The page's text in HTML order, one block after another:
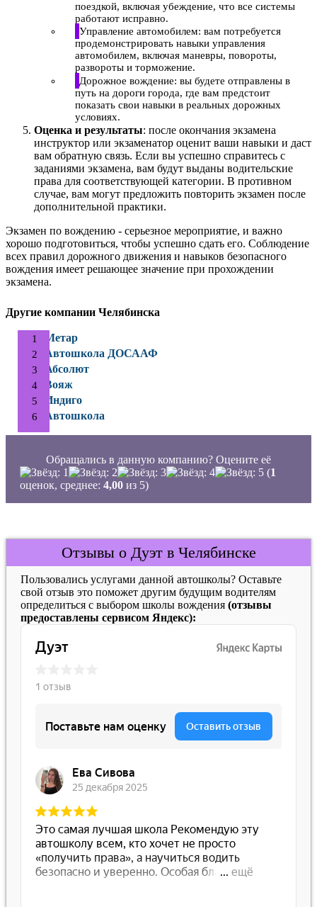
поездкой, включая убеждение, что все системы
работают исправно.
Управление автомобилем: вам потребуется
продемонстрировать навыки управления
автомобилем, включая маневры, повороты,
развороты и торможение.
Дорожное вождение: вы будете отправлены в
путь на дороги города, где вам предстоит
показать свои навыки в реальных дорожных
условиях.
Оценка и результаты: после окончания экзамена
инструктор или экзаменатор оценит ваши навыки и даст
вам обратную связь. Если вы успешно справитесь с
заданиями экзамена, вам будут выданы водительские
права для соответствующей категории. В противном
случае, вам могут предложить повторить экзамен после
дополнительной практики.
Экзамен по вождению - серьезное мероприятие, и важно
хорошо подготовиться, чтобы успешно сдать его. Соблюдение
всех правил дорожного движения и навыков безопасного
вождения имеет решающее значение при прохождении
экзамена.
Другие компании Челябинска
Метар
Автошкола ДОСААФ
Абсолют
Вояж
Индиго
Автошкола
Обращались в данную компанию? Оцените её
(1
оценок, среднее: 4,00 из 5)
Отзывы о Дуэт в Челябинске
Пользовались услугами данной автошколы? Оставьте
свой отзыв это поможет другим будущим водителям
определиться с выбором школы вождения (отзывы
предоставлены сервисом Яндекс):